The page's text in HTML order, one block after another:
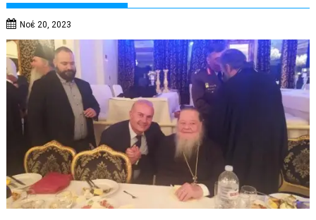
Νοέ 20, 2023